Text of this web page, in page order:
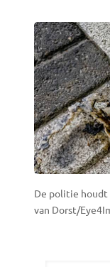
De politie
van Dorst/